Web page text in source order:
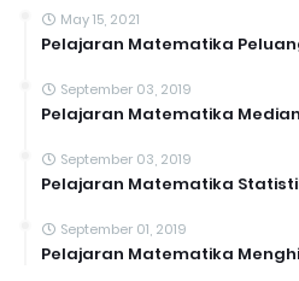
May 15, 2021
Pelajaran Matematika
September 03, 2019
Pelajaran Matematika
September 03, 2019
Pelajaran Matematika
September 01, 2019
Pelajaran Matematika